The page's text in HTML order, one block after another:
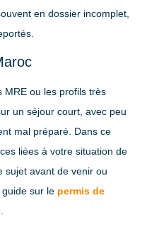
en dossier incomplet,
MRE ou les profils très
un séjour court, avec peu
mal préparé. Dans ce
liées à votre situation de
sujet avant de venir ou
sur le permis de
.